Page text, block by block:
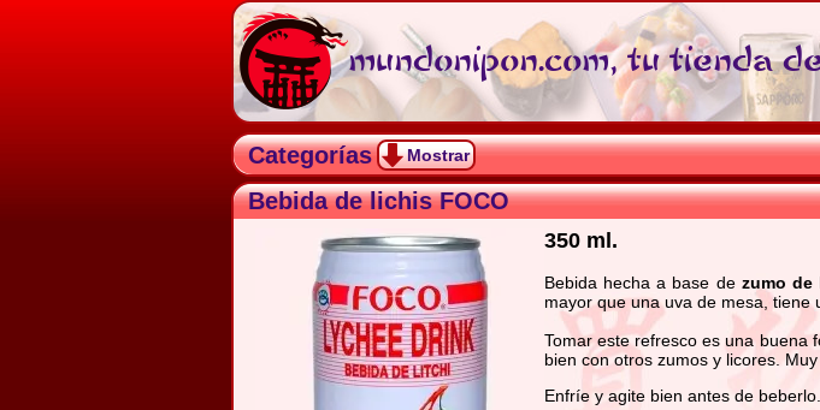
mundonipon.com, tu tienda
Categorías Mostrar
Bebida de lichis FOCO
350 ml.
Bebida hecha a base dezumo de
mayor que una uva de mesa, tiene
Tomar este refresco es una buena
bien con otros zumos y licores.
Enfríe y agite bien antes de beberlo.